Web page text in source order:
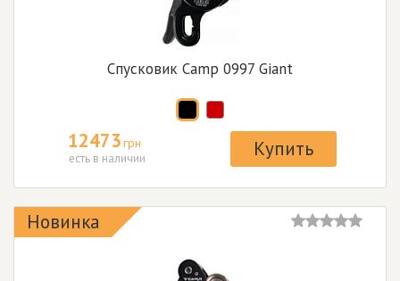
Спусковик Camp 0997 Giant
12473грн
есть в наличии Купить
Новинка